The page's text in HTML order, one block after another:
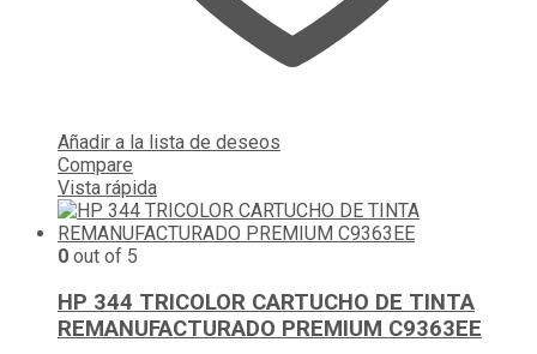
Añadir a la lista de deseos
Compare
Vista rápida
0 out of 5
HP 344 TRICOLOR CARTUCHO DE TINTA
REMANUFACTURADO PREMIUM C9363EE